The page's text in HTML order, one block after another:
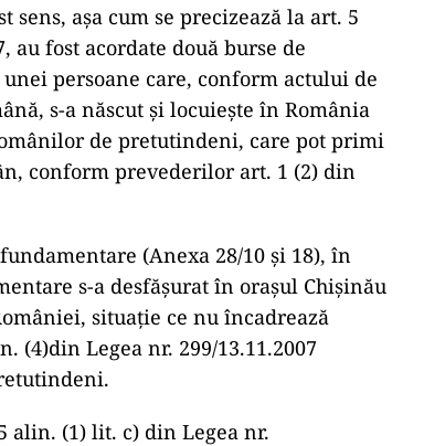
aşa cum se precizează la art. 5
au fost acordate două burse de
persoane care, conform actului de
s-a născut şi locuieşte în România
de pretutindeni, care pot primi
conform prevederilor art. 1 (2) din
(Anexa 28/10 şi 18), în
s-a desfăşurat în oraşul Chişinău
situaţie ce nu încadrează
(4)din Legea nr. 299/13.11.2007
alin. (1) lit. c) din Legea nr.